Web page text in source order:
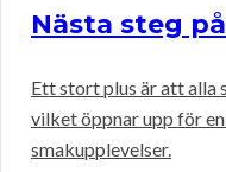
Nästa steg
Ett stort plus är att alla
vilket öppnar upp för
smakupplevelser.